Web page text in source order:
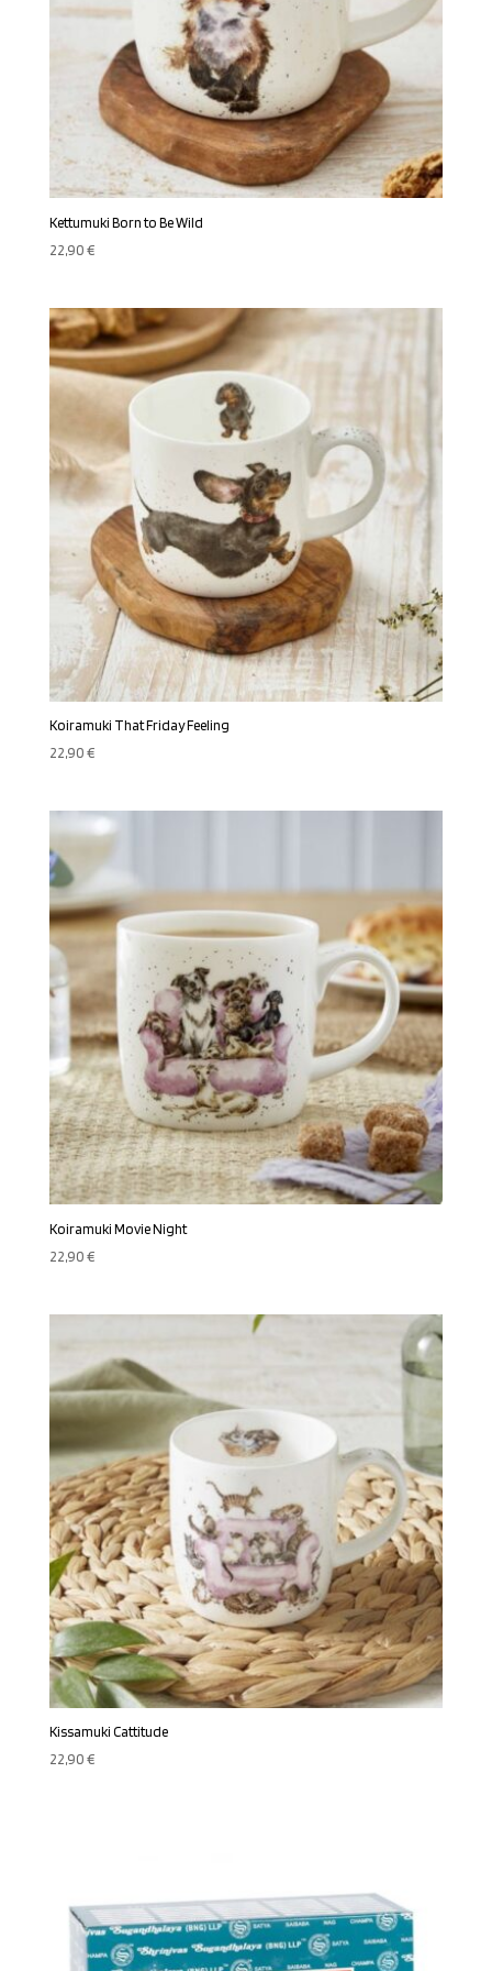
Kettumuki Born to Be Wild
22,90€
Koiramuki That Friday Feeling
22,90€
Koiramuki Movie Night
22,90€
Kissamuki Cattitude
22,90€